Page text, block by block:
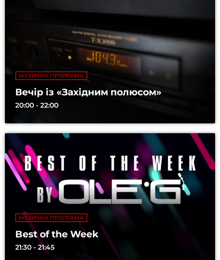
МУЗИЧНА ПРОГРАМА
Вечір із «Західним полюсом»
20:00 - 22:00
МУЗИЧНА ПРОГРАМА
Best of the Week
21:30 - 21:45